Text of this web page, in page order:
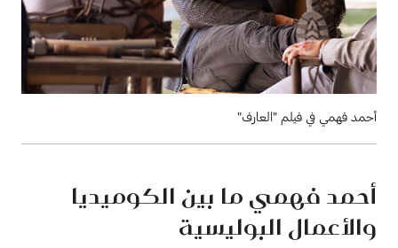
أحمد فهمي في فيلم "العارف"
أحمد فهمي ما بين الكوميديا
والأعمال البوليسية